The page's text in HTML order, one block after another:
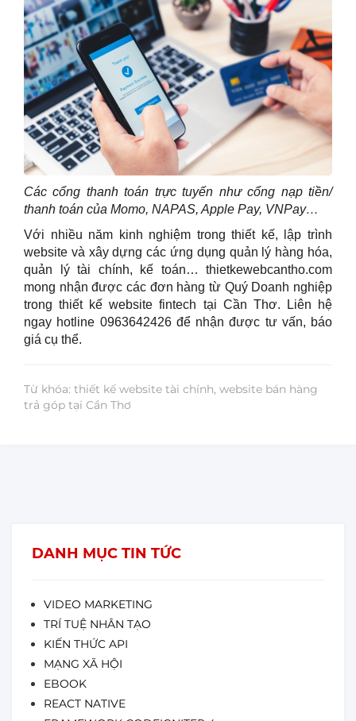
Các cổng thanh toán trực tuyến như cổng nạp tiền/
thanh toán của Momo, NAPAS, Apple Pay, VNPay…
Với nhiều năm kinh nghiệm trong thiết kế, lập trình
website và xây dựng các ứng dụng quản lý hàng hóa,
quản lý tài chính, kế toán… thietkewebcantho.com
mong nhận được các đơn hàng từ Quý Doanh nghiệp
trong thiết kế website fintech tại Cần Thơ. Liên hệ
ngay hotline 0963642426 để nhận được tư vấn, báo
giá cụ thể.
Từ khóa: thiết kế website tài chính, website bán hàng
trả góp tại Cần Thơ
DANH MỤC TIN TỨC
VIDEO MARKETING
TRÍ TUỆ NHÂN TẠO
KIẾN THỨC API
MẠNG XÃ HỘI
EBOOK
REACT NATIVE